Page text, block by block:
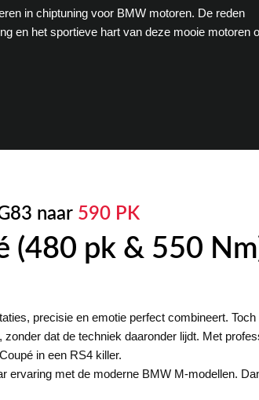
in chiptuning voor BMW motoren. De reden
en het sportieve hart van deze mooie motoren
naar 590 PK
(480 pk & 550
precisie en emotie perfect combineert.
dat de techniek daaronder lijdt. Met
in een RS4 killer.
ervaring met de moderne BMW M-modellen.